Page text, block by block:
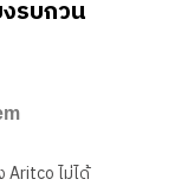
รบกวน
Aritco ไม่ได้